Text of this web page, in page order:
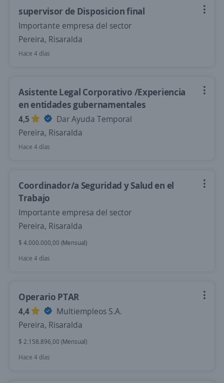
supervisor de Disposicion final
Importante empresa del sector
Pereira, Risaralda
Hace 4 días
Asistente Legal Corporativo /Experiencia
en entidades gubernamentales
4,5
Dar Ayuda Temporal
Pereira, Risaralda
Hace 4 días
Coordinador/a Seguridad y Salud en el
Trabajo
Importante empresa del sector
Pereira, Risaralda
$ 4.000.000,00 (Mensual)
Hace 4 días
Operario PTAR
4,4
Multiempleos S.A.
Pereira, Risaralda
$ 2.158.896,00 (Mensual)
Hace 4 días